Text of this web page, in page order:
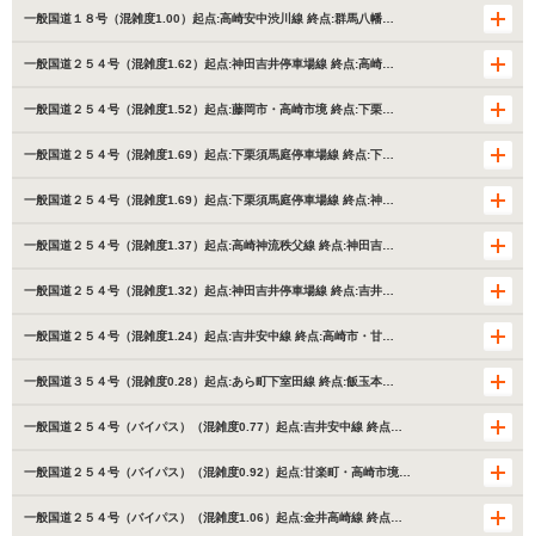
一般国道１８号（混雑度1.00）起点:高崎安中渋川線 終点:群馬八幡…
一般国道２５４号（混雑度1.62）起点:神田吉井停車場線 終点:高崎…
一般国道２５４号（混雑度1.52）起点:藤岡市・高崎市境 終点:下栗…
一般国道２５４号（混雑度1.69）起点:下栗須馬庭停車場線 終点:下…
一般国道２５４号（混雑度1.69）起点:下栗須馬庭停車場線 終点:神…
一般国道２５４号（混雑度1.37）起点:高崎神流秩父線 終点:神田吉…
一般国道２５４号（混雑度1.32）起点:神田吉井停車場線 終点:吉井…
一般国道２５４号（混雑度1.24）起点:吉井安中線 終点:高崎市・甘…
一般国道３５４号（混雑度0.28）起点:あら町下室田線 終点:飯玉本…
一般国道２５４号（バイパス）（混雑度0.77）起点:吉井安中線 終点…
一般国道２５４号（バイパス）（混雑度0.92）起点:甘楽町・高崎市境…
一般国道２５４号（バイパス）（混雑度1.06）起点:金井高崎線 終点…